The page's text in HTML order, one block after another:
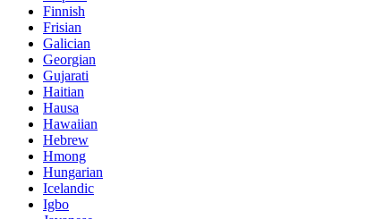
Finnish
Frisian
Galician
Georgian
Gujarati
Haitian
Hausa
Hawaiian
Hebrew
Hmong
Hungarian
Icelandic
Igbo